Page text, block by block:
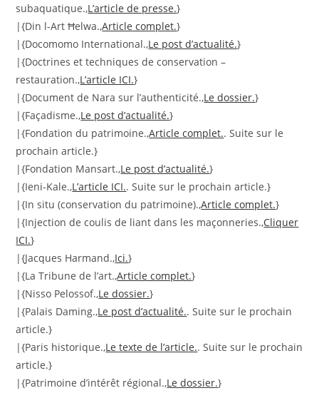
subaquatique.,L’article de presse.}
|{Din l-Art Ħelwa.,Article complet.}
|{Docomomo International.,Le post d’actualité.}
|{Doctrines et techniques de conservation –
restauration.,L’article ICI.}
|{Document de Nara sur l’authenticité.,Le dossier.}
|{Façadisme.,Le post d’actualité.}
|{Fondation du patrimoine.,Article complet.. Suite sur le
prochain article.}
|{Fondation Mansart.,Le post d’actualité.}
|{Ieni-Kale.,L’article ICI.. Suite sur le prochain article.}
|{In situ (conservation du patrimoine).,Article complet.}
|{Injection de coulis de liant dans les maçonneries.,Cliquer
ICI.}
|{Jacques Harmand.,Ici.}
|{La Tribune de l’art.,Article complet.}
|{Nisso Pelossof.,Le dossier.}
|{Palais Daming.,Le post d’actualité.. Suite sur le prochain
article.}
|{Paris historique.,Le texte de l’article.. Suite sur le prochain
article.}
|{Patrimoine d’intérêt régional.,Le dossier.}